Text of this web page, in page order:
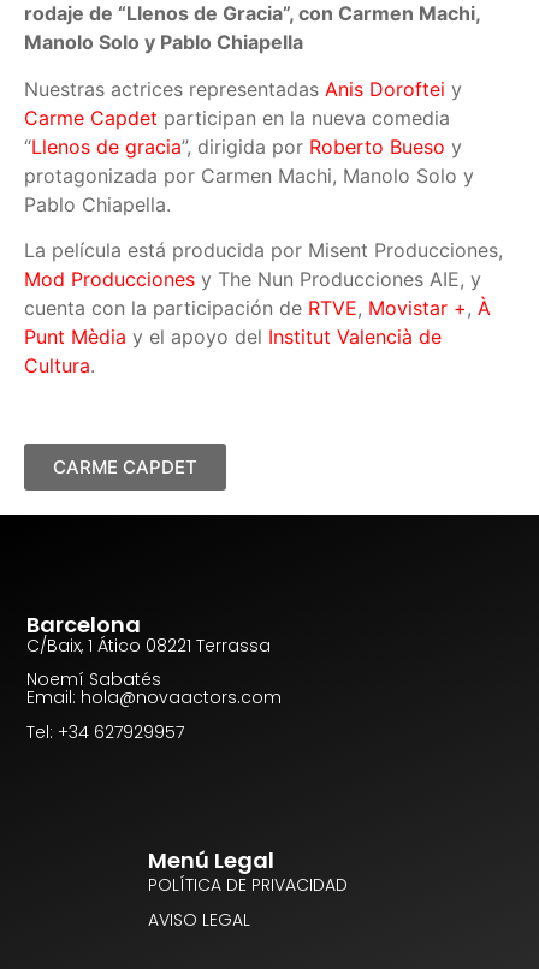
rodaje de “Llenos de Gracia”, con Carmen Machi,
Manolo Solo y Pablo Chiapella
Nuestras actrices representadas Anis Doroftei y
Carme Capdet participan en la nueva comedia
“Llenos de gracia”, dirigida por Roberto Bueso y
protagonizada por Carmen Machi, Manolo Solo y
Pablo Chiapella.
La película está producida por Misent Producciones,
Mod Producciones y The Nun Producciones AIE, y
cuenta con la participación de RTVE, Movistar +, À
Punt Mèdia y el apoyo del Institut Valencià de
Cultura.
CARME CAPDET
Barcelona
C/Baix, 1 Ático 08221 Terrassa
Noemí Sabatés
Email: hola@novaactors.com
Tel: +34 627929957
Menú Legal
POLÍTICA DE PRIVACIDAD
AVISO LEGAL